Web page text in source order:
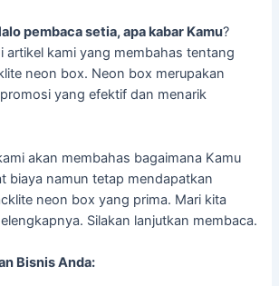
pembaca setia, apa kabar Kamu?
artikel kami yang membahas tentang
neon box. Neon box merupakan
yang efektif dan menarik
akan membahas bagaimana Kamu
biaya namun tetap mendapatkan
neon box yang prima. Mari kita
Silakan lanjutkan membaca.
Bisnis Anda: